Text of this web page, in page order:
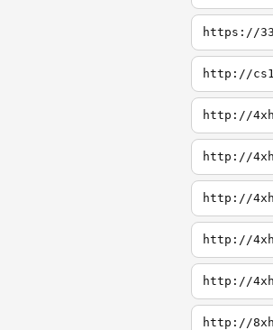
https://
http://
http://
http://
http://
http://
http://
http://